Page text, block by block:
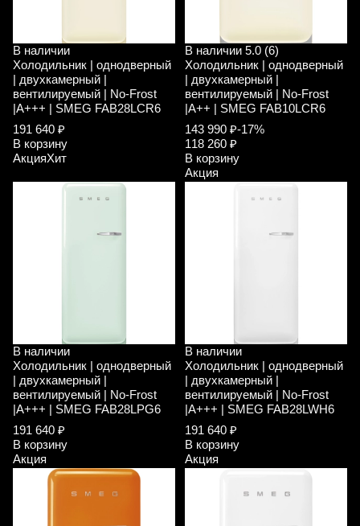
В наличии
Холодильник | однодверный
| двухкамерный |
вентилируемый | No-Frost
|A+++ | SMEG FAB28LCR6
191 640 ₽
В корзину
АкцияХит
В наличии 5.0 (6)
Холодильник | однодверный
| двухкамерный |
вентилируемый | No-Frost
|A++ | SMEG FAB10LCR6
143 990 ₽-17%
118 260 ₽
В корзину
Акция
В наличии
Холодильник | однодверный
| двухкамерный |
вентилируемый | No-Frost
|A+++ | SMEG FAB28LPG6
191 640 ₽
В корзину
Акция
В наличии
Холодильник | однодверный
| двухкамерный |
вентилируемый | No-Frost
|A+++ | SMEG FAB28LWH6
191 640 ₽
В корзину
Акция